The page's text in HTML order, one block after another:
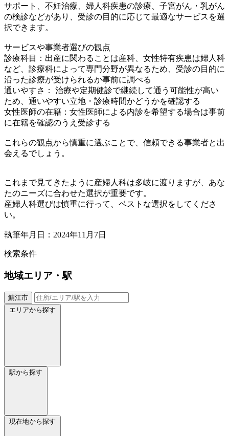
サポート、不妊治療、婦人科疾患の診療、子宮がん・乳がん
の検診などがあり、受診の目的に応じて最適なサービスを選
択できます。
サービスや事業者選びの観点
診療科目：出産に関わることは産科、女性特有疾患は婦人科
など、診療科によって専門分野が異なるため、受診の目的に
沿った診療が受けられるか事前に調べる
通いやすさ： 治療や定期健診で継続して通う可能性が高い
ため、通いやすい立地・診療時間かどうかを確認する
女性医師の在籍：女性医師による内診を希望する場合は事前
に在籍を確認のうえ受診する
これらの観点から慎重に選ぶことで、信頼できる事業者と出
会えるでしょう。
これまで見てきたように産婦人科は多岐に渡りますが、あな
たのニーズに合わせた選択が重要です。
産婦人科選びは慎重に行って、ベストな選択をしてくださ
い。
執筆年月日：2024年11月7日
検索条件
地域エリア・駅
鯖江市
エリアから探す
駅から探す
現在地から探す